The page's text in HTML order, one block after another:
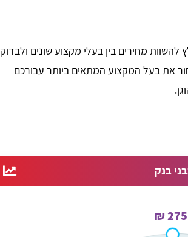
מחירים בין בעלי מקצוע שונים ולבדוק
את בעל המקצוע המתאים ביותר עבורכם
בנק
275 ₪